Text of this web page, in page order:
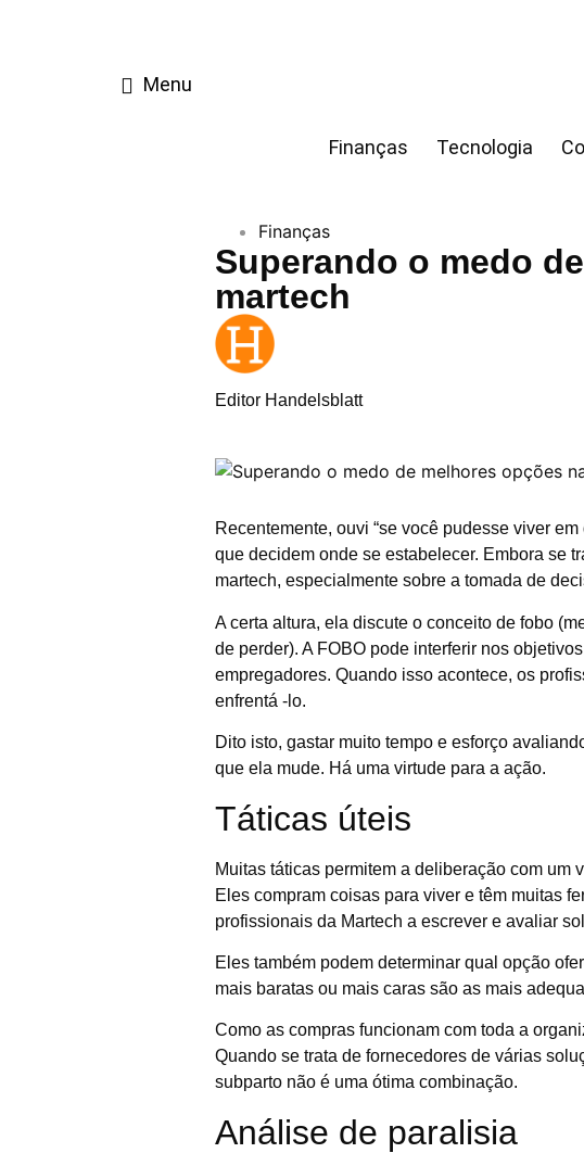
Menu
Finanças Tecnologia
Finanças
Superando o medo
martech
Editor Handelsblatt
Recentemente, ouvi “se você pudesse viver
que decidem onde se estabelecer. Embora se
martech, especialmente sobre a tomada de
A certa altura, ela discute o conceito de fobo
de perder). A FOBO pode interferir nos
empregadores. Quando isso acontece, os
enfrentá -lo.
Dito isto, gastar muito tempo e esforço
que ela mude. Há uma virtude para a ação.
Táticas úteis
Muitas táticas permitem a deliberação com um
Eles compram coisas para viver e têm muitas
profissionais da Martech a escrever e avaliar
Eles também podem determinar qual opção
mais baratas ou mais caras são as mais
Como as compras funcionam com toda a
Quando se trata de fornecedores de várias
subparto não é uma ótima combinação.
Análise de paralisia